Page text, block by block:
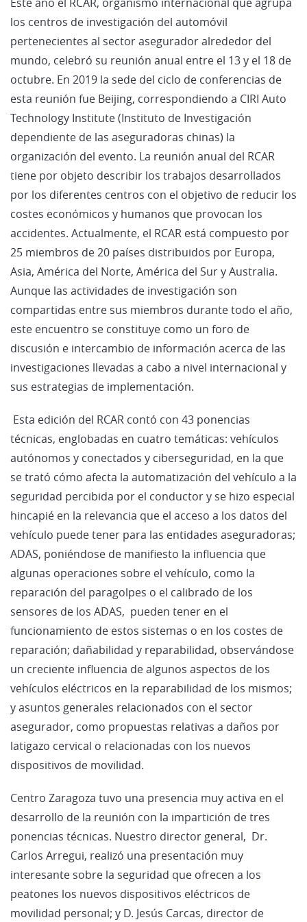
los centros de investigación del automóvil
pertenecientes al sector asegurador alrededor del
mundo, celebró su reunión anual entre el 13 y el 18 de
octubre. En 2019 la sede del ciclo de conferencias de
esta reunión fue Beijing, correspondiendo a CIRI Auto
Technology Institute (Instituto de Investigación
dependiente de las aseguradoras chinas) la
organización del evento. La reunión anual del RCAR
tiene por objeto describir los trabajos desarrollados
por los diferentes centros con el objetivo de reducir los
costes económicos y humanos que provocan los
accidentes. Actualmente, el RCAR está compuesto por
25 miembros de 20 países distribuidos por Europa,
Asia, América del Norte, América del Sur y Australia.
Aunque las actividades de investigación son
compartidas entre sus miembros durante todo el año,
este encuentro se constituye como un foro de
discusión e intercambio de información acerca de las
investigaciones llevadas a cabo a nivel internacional y
sus estrategias de implementación.
Esta edición del RCAR contó con 43 ponencias
técnicas, englobadas en cuatro temáticas: vehículos
autónomos y conectados y ciberseguridad, en la que
se trató cómo afecta la automatización del vehículo a la
seguridad percibida por el conductor y se hizo especial
hincapié en la relevancia que el acceso a los datos del
vehículo puede tener para las entidades aseguradoras;
ADAS, poniéndose de manifiesto la influencia que
algunas operaciones sobre el vehículo, como la
reparación del paragolpes o el calibrado de los
sensores de los ADAS, pueden tener en el
funcionamiento de estos sistemas o en los costes de
reparación; dañabilidad y reparabilidad, observándose
un creciente influencia de algunos aspectos de los
vehículos eléctricos en la reparabilidad de los mismos;
y asuntos generales relacionados con el sector
asegurador, como propuestas relativas a daños por
latigazo cervical o relacionadas con los nuevos
dispositivos de movilidad.
Centro Zaragoza tuvo una presencia muy activa en el
desarrollo de la reunión con la impartición de tres
ponencias técnicas. Nuestro director general, Dr.
Carlos Arregui, realizó una presentación muy
interesante sobre la seguridad que ofrecen a los
peatones los nuevos dispositivos eléctricos de
movilidad personal; y D. Jesús Carcas, director de